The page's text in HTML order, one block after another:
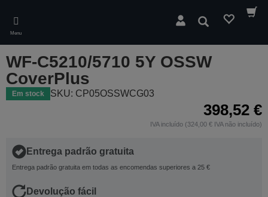
main
content
Menu
Pesquisar
WF-C5210/5710 5Y OSSW
CoverPlus
Em stock SKU: CP05OSSWCG03
398,52 €
IVA incluído (324,00 € IVA não incluído)
Entrega padrão gratuita
Entrega padrão gratuita em todas as encomendas superiores a 25 €
Devolução fácil